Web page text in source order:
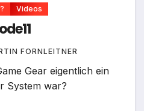
Videos
FORNLEITNER
Gear eigentlich ein
System war?